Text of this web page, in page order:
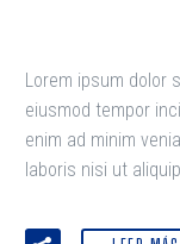
Lorem ipsum dolor
eiusmod tempor
enim ad minim
laboris nisi ut aliquip